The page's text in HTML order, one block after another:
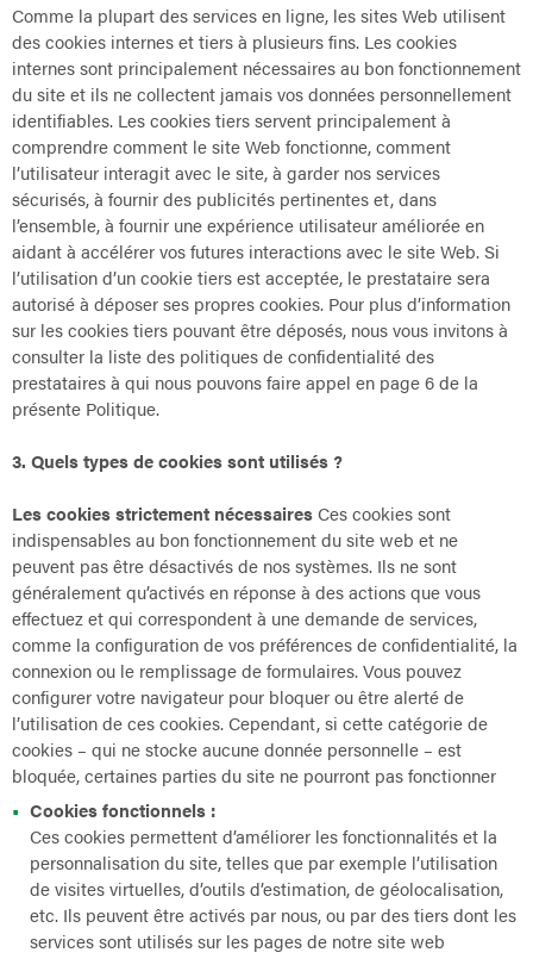
Comme la plupart des services en ligne, les sites Web utilisent
des cookies internes et tiers à plusieurs fins. Les cookies
internes sont principalement nécessaires au bon fonctionnement
du site et ils ne collectent jamais vos données personnellement
identifiables. Les cookies tiers servent principalement à
comprendre comment le site Web fonctionne, comment
l’utilisateur interagit avec le site, à garder nos services
sécurisés, à fournir des publicités pertinentes et, dans
l’ensemble, à fournir une expérience utilisateur améliorée en
aidant à accélérer vos futures interactions avec le site Web. Si
l’utilisation d’un cookie tiers est acceptée, le prestataire sera
autorisé à déposer ses propres cookies. Pour plus d’information
sur les cookies tiers pouvant être déposés, nous vous invitons à
consulter la liste des politiques de confidentialité des
prestataires à qui nous pouvons faire appel en page 6 de la
présente Politique.
3. Quels types de cookies sont utilisés ?
Les cookies strictement nécessairesCes cookies sont
indispensables au bon fonctionnement du site web et ne
peuvent pas être désactivés de nos systèmes. Ils ne sont
généralement qu’activés en réponse à des actions que vous
effectuez et qui correspondent à une demande de services,
comme la configuration de vos préférences de confidentialité, la
connexion ou le remplissage de formulaires. Vous pouvez
configurer votre navigateur pour bloquer ou être alerté de
l’utilisation de ces cookies. Cependant, si cette catégorie de
cookies – qui ne stocke aucune donnée personnelle – est
bloquée, certaines parties du site ne pourront pas fonctionner
Cookies fonctionnels :
Ces cookies permettent d’améliorer les fonctionnalités et la
personnalisation du site, telles que par exemple l’utilisation
de visites virtuelles, d’outils d’estimation, de géolocalisation,
etc. Ils peuvent être activés par nous, ou par des tiers dont les
services sont utilisés sur les pages de notre site web